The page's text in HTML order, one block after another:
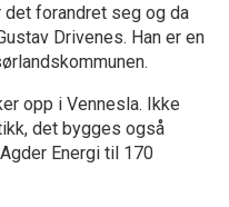
det forandret seg og da
Drivenes. Han er en
opp i Vennesla. Ikke
det bygges også
Energi til 170